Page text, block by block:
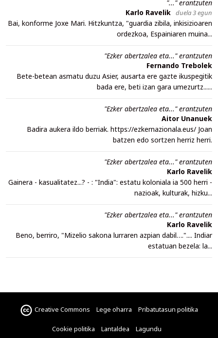
"..." erantzuten
Karlo Ravelik duela 3 egun
Bai, konforme Joxe Mari. Hitzkuntza, "guardia zibila, inkisizioaren
ordezkoa, Espainiaren muina...
"Ezker abertzalea eta..." erantzuten
Fernando Trebolek
Bete-betean asmatu duzu Asier, ausarta ere gazte ikuspegitik
bada ere, beti izan gara umezurtz......
"Ezker abertzalea eta..." erantzuten
Aitor Unanuek
Badira aukera ildo berriak. https://ezkernazionala.eus/ Joan
batzen edo sortzen herriz herri.
"Ezker abertzalea eta..." erantzuten
Karlo Ravelik
Gainera - kasualitatez...? - : "India": estatu koloniala ia 500 herri -
nazioak, kulturak, hizku...
"Ezker abertzalea eta..." erantzuten
Karlo Ravelik
Beno, berriro, "Mizelio sakona lurraren azpian dabil….".... Indiar
estatuan bezela: la...
Creative Commons Lege oharra Pribatutasun politika
Cookie politika Lantaldea Lagundu